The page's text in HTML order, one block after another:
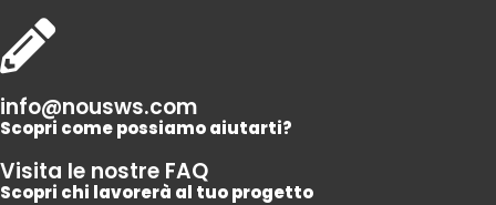
info@nousws.com
Scopri come possiamo aiutarti?
Visita le nostre FAQ
Scopri chi lavorerà al tuo progetto